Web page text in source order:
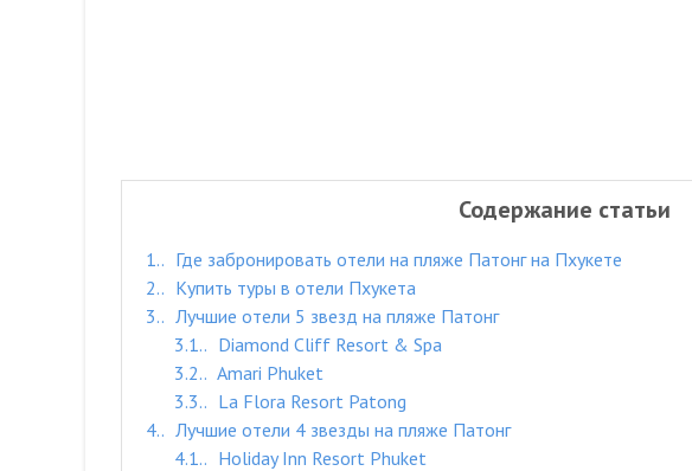
Содержание статьи
1.
Где забронировать отели на пляже Патонг на Пхукете
2.
Купить туры в отели Пхукета
3.
Лучшие отели 5 звезд на пляже Патонг
3.1.
Diamond Cliff Resort & Spa
3.2.
Amari Phuket
3.3.
La Flora Resort Patong
4.
Лучшие отели 4 звезды на пляже Патонг
4.1.
Holiday Inn Resort Phuket